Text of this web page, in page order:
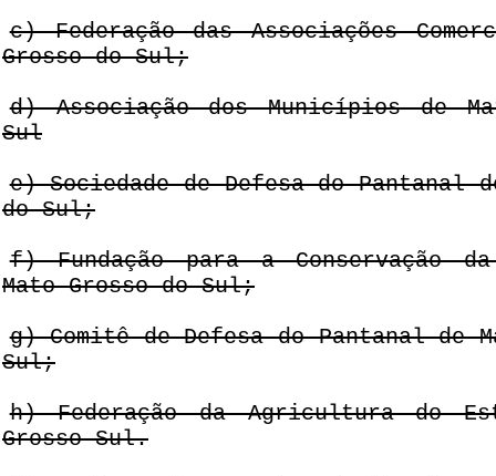
c) Federação das Associações
Grosso do Sul;
d) Associação dos Municípios de
Sul
e) Sociedade de Defesa do Pantanal
do Sul;
f) Fundação para a Conservação
Mato Grosso do Sul;
g) Comitê de Defesa do Pantanal de
Sul;
h) Federação da Agricultura do
Grosso Sul.